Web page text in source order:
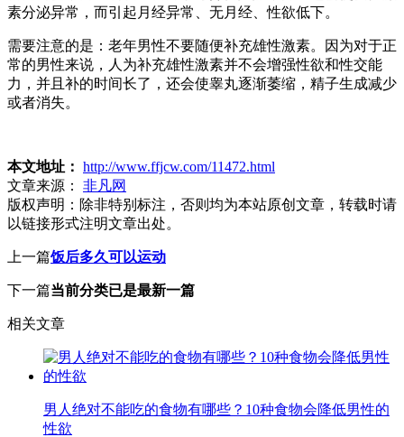
素分泌异常，而引起月经异常、无月经、性欲低下。
需要注意的是：老年男性不要随便补充雄性激素。因为对于正
常的男性来说，人为补充雄性激素并不会增强性欲和性交能
力，并且补的时间长了，还会使睾丸逐渐萎缩，精子生成减少
或者消失。
本文地址： http://www.ffjcw.com/11472.html
文章来源：
非凡网
版权声明： 除非特别标注，否则均为本站原创文章，转载时请
以链接形式注明文章出处。
上一篇饭后多久可以运动
下一篇当前分类已是最新一篇
相关文章
男人绝对不能吃的食物有哪些？10种食物会降低男性的
性欲